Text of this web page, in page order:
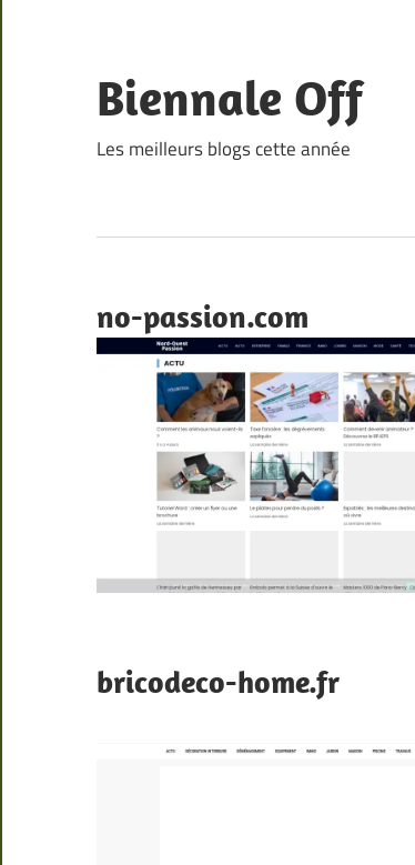
content
Biennale Off
Les meilleurs blogs cette année
no-passion.com
bricodeco-home.fr